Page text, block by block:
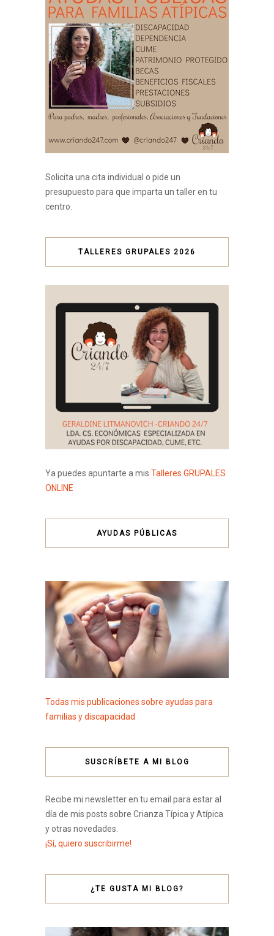
Solicita una cita individual o pide un
presupuesto para que imparta un taller en tu
centro.
TALLERES GRUPALES 2026
Ya puedes apuntarte a mis Talleres GRUPALES
ONLINE
AYUDAS PÚBLICAS
Todas mis publicaciones sobre ayudas para
familias y discapacidad
SUSCRÍBETE A MI BLOG
Recibe mi newsletter en tu email para estar al
día de mis posts sobre Crianza Típica y Atípica
y otras novedades.
¡Sí, quiero suscribirme!
¿TE GUSTA MI BLOG?